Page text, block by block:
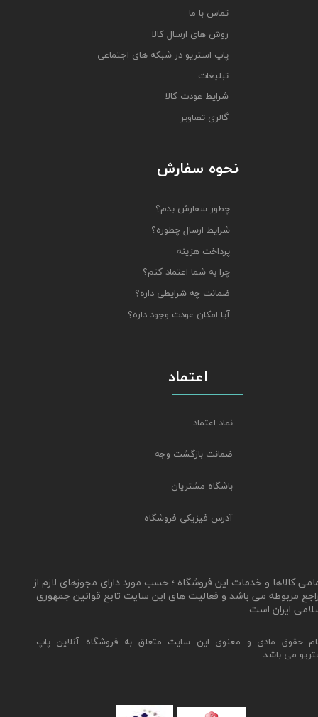
نحوه سفارش
چطور سفارش بدم؟
شرایط ارسال چطوره؟
پرداخت هزینه
چرا به شما اعتماد کنم؟
ضمانت چه شرایطی داره؟
آیا امکان عودت وجود داره؟
حقوق مادی و معنوی این سایت متعلق به فروشگاه آنلاین پاپ
می باشد.
اعتماد
نماد اعتماد
ضمانت بازگشت وجه
باشگاه مشتریان
آدرس فیزیکی فروشگاه
تماس با ما
روش های ارسال کالا
پاپ استریو در شبکه های اجتماعی
تبلیغات
شرایط عودت کالا
گالری تصاویر
کالاها و خدمات این فروشگاه ؛ حسب مورد دارای مجوزهای لازم از
مربوطه می باشد و فعالیت های این سایت تابع قوانین جمهوری
ایران است .